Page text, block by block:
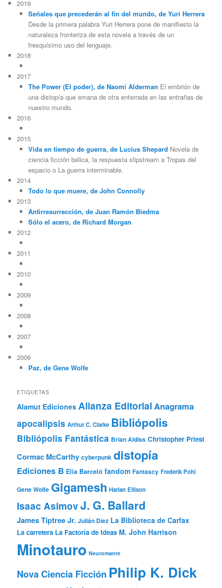
2019
Señales que precederán al fin del mundo, de Yuri Herrera
Desde la primera palabra Yuri Herrera pone de manifiesto la
naturaleza fronteriza de esta novela a través de un
fresquísimo uso del lenguaje.
2018
2017
The Power (El poder), de Naomi Alderman El embrión de
una distopía que emana de otra enterrada en las entrañas de
nuestro mundo.
2016
2015
Vida en tiempo de guerra, de Lucius Shepard Novela de
ciencia ficción bélica, la respuesta slipstream a Tropas del
espacio o La guerra interminable.
2014
Todo lo que muere, de John Connolly
2013
Antirresurrección, de Juan Ramón Biedma
Sólo el acero, de Richard Morgan
2012
2011
2010
2009
2008
2007
2006
Paz, de Gene Wolfe
ETIQUETAS
Alamut Ediciones Alianza Editorial Anagrama
apocalipsis Arthur C. Clarke Bibliópolis
Bibliópolis Fantástica Brian Aldiss Christopher Priest
Cormac McCarthy cyberpunk distopía
Ediciones B Elia Barceló fandom Fantascy Frederik Pohl
Gene Wolfe Gigamesh Harlan Ellison
Isaac AsimovJ. G. Ballard
James Tiptree Jr. Julián Díez La Biblioteca de Carfax
La carretera La Factoría de Ideas M. John Harrison
Minotauro Neuromante
Nova Ciencia Ficción Philip K. Dick